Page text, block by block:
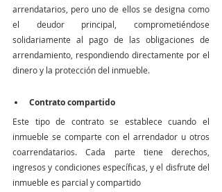
arrendatarios, pero uno de ellos se designa como
el deudor principal, comprometiéndose
solidariamente al pago de las obligaciones de
arrendamiento, respondiendo directamente por el
dinero y la protección del inmueble.
Contrato compartido
Este tipo de contrato se establece cuando el
inmueble se comparte con el arrendador u otros
coarrendatarios. Cada parte tiene derechos,
ingresos y condiciones específicas, y el disfrute del
inmueble es parcial y compartido